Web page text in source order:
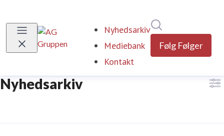
Nyhedsarkiv(current)
Mediebank
Kontakt
Følg Følger
Nyhedsarkiv